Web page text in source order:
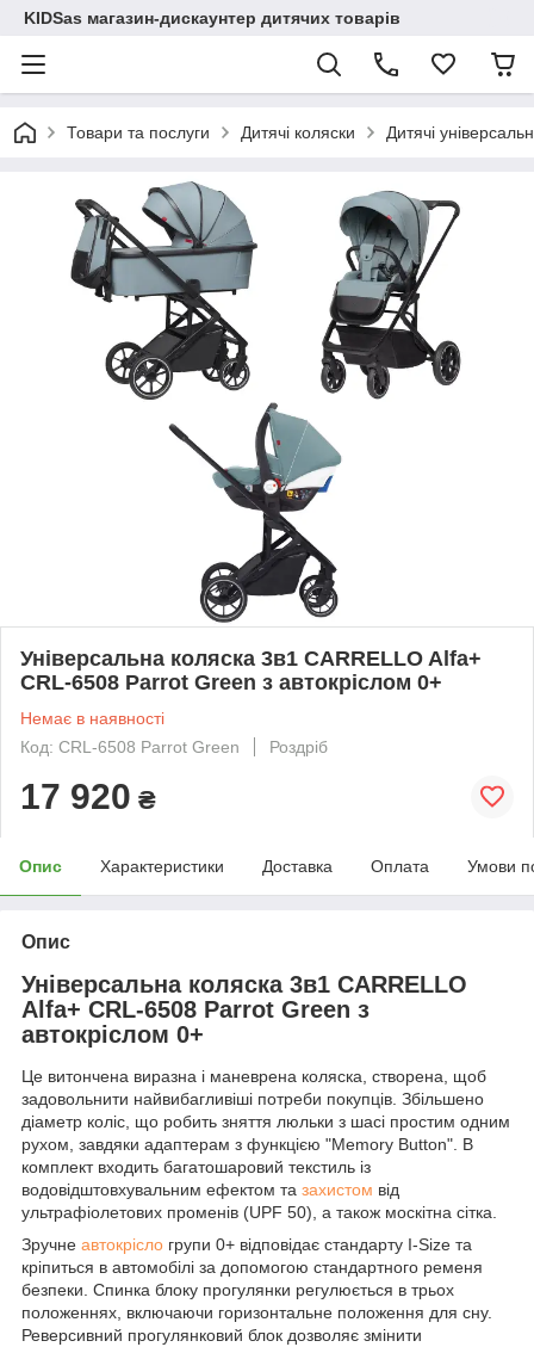
KIDSas магазин-дискаунтер дитячих товарів
Товари та послуги Дитячі коляски Дитячі
Універсальна коляска 3в1 CARRELLO Alfa+
CRL-6508 Parrot Green з автокріслом 0+
Немає в наявності
Код: CRL-6508 Parrot Green
Роздріб
17 920 ₴
Опис Характеристики Доставка Оплата Умови
Опис
Універсальна коляска 3в1 CARRELLO
Alfa+ CRL-6508 Parrot Green з
автокріслом 0+
Це витончена виразна і маневрена коляска, створена, щоб
задовольнити найвибагливіші потреби покупців. Збільшено
діаметр коліс, що робить зняття люльки з шасі простим одним
рухом, завдяки адаптерам з функцією "Memory Button". В
комплект входить багатошаровий текстиль із
водовідштовхувальним ефектом та захистом від
ультрафіолетових променів (UPF 50), а також москітна сітка.
Зручне автокрісло групи 0+ відповідає стандарту I-Size та
кріпиться в автомобілі за допомогою стандартного ременя
безпеки. Спинка блоку прогулянки регулюється в трьох
положеннях, включаючи горизонтальне положення для сну.
Реверсивний прогулянковий блок дозволяє змінити